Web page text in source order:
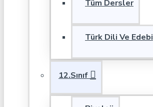
Tüm Dersler
Türk Dili Ve
12.Sınıf